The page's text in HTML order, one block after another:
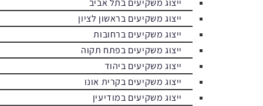
ייצוג משקיעים בתל אביב
ייצוג משקיעים בראשון לציון
ייצוג משקיעים ברחובות
ייצוג משקיעים בפתח תקוה
ייצוג משקיעים ביהוד
ייצוג משקיעים בקרית אונו
ייצוג משקיעים במודיעין